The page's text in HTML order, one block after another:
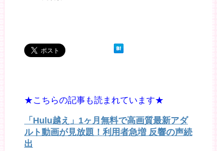
★こちらの記事も読まれています★
「Hulu越え」1ヶ月無料で高画質最新アダ
ルト動画が見放題！利用者急増 反響の声続
出